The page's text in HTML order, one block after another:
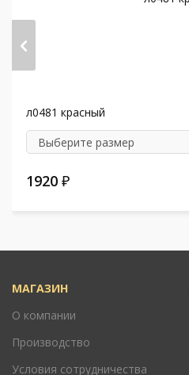
л0481 красный
1920 ₽
МАГАЗИН
О компании
Производство
Условия сотрудничества